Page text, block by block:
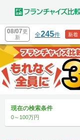
08/07更
新
全245件 新着
現在の検索条件
0～100万円